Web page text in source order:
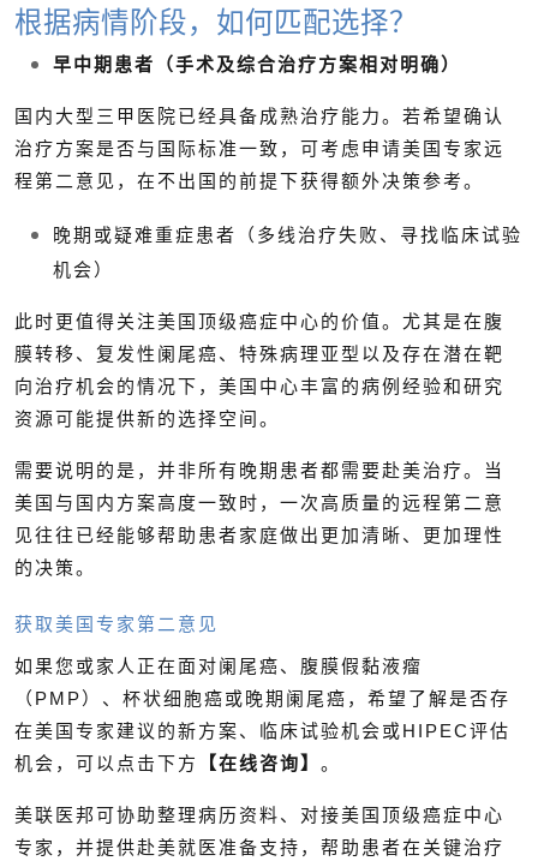
根据病情阶段，如何匹配选择？
早中期患者（手术及综合治疗方案相对明确）
国内大型三甲医院已经具备成熟治疗能力。若希望确认
治疗方案是否与国际标准一致，可考虑申请美国专家远
程第二意见，在不出国的前提下获得额外决策参考。
晚期或疑难重症患者（多线治疗失败、寻找临床试验
机会）
此时更值得关注美国顶级癌症中心的价值。尤其是在腹
膜转移、复发性阑尾癌、特殊病理亚型以及存在潜在靶
向治疗机会的情况下，美国中心丰富的病例经验和研究
资源可能提供新的选择空间。
需要说明的是，并非所有晚期患者都需要赴美治疗。当
美国与国内方案高度一致时，一次高质量的远程第二意
见往往已经能够帮助患者家庭做出更加清晰、更加理性
的决策。
获取美国专家第二意见
如果您或家人正在面对阑尾癌、腹膜假黏液瘤
（PMP）、杯状细胞癌或晚期阑尾癌，希望了解是否存
在美国专家建议的新方案、临床试验机会或HIPEC评估
机会，可以点击下方
【在线咨询】 。
美联医邦可协助整理病历资料、对接美国顶级癌症中心
专家，并提供赴美就医准备支持，帮助患者在关键治疗